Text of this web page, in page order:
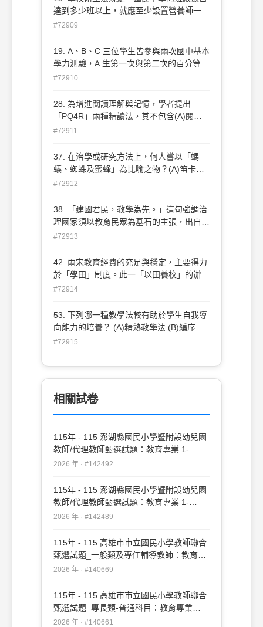
達到多少班以上，就應至少設置營養師一
人？(A)十班 (B)二十班 (C)三十班 (D)四十
#72909
19. A、B、C 三位學生皆參與兩次國中基本
學力測驗，A 生第一次與第二次的百分等級
從50 進步到70，B 生的百分等級從10進步
位學生原始分數改變最大？(A) A 生 (B) B
生 (C) C 生 (D)一樣大
#72910
28. 為增進閱讀理解與記憶，學者提出
「PQ4R」兩種精讀法，其不包含(A)閱讀
(Read) (B)省思(Reflect) (C)複誦
#72911
37. 在治學或研究方法上，何人嘗以「螞
蟻、蜘蛛及蜜蜂」為比喻之物？(A)笛卡兒
(R. Descartes) (B)培根(F. Bacon) (C)牛頓
#72912
38. 「建國君民，教學為先。」這句強調治
理國家須以教育民眾為基石的主張，出自下
列哪一部經典？(A)中庸 (B)禮記 (C)大學
#72913
42. 兩宋教育經費的充足與穩定，主要得力
於「學田」制度。此一「以田養校」的辦
法，係由何人創想而成？(A)孫奭 (B)王安石
#72914
53. 下列哪一種教學法較有助於學生自我導
向能力的培養？ (A)精熟教學法 (B)編序教
學法 (C)探究式教學法 (D)直接教學法
#72915
相關試卷
115年 - 115 澎湖縣國民小學暨附設幼兒園
教師/代理教師甄選試題：教育專業 1-
20#142492
2026 年 · #142492
115年 - 115 澎湖縣國民小學暨附設幼兒園
教師/代理教師甄選試題：教育專業 1-
50#142489
2026 年 · #142489
115年 - 115 高雄市市立國民小學教師聯合
甄選試題_一般類及專任輔導教師：教育專
業#140669
2026 年 · #140669
115年 - 115 高雄市市立國民小學教師聯合
甄選試題_專長類-普通科目：教育專業
#140661
2026 年 · #140661